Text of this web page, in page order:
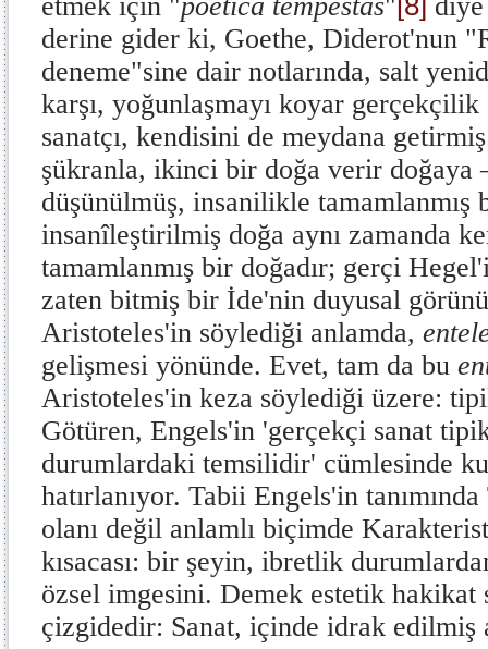
derine gider ki, Goethe, Diderot'nun
deneme"sine dair notlarında, salt
karşı, yoğunlaşmayı koyar
sanatçı, kendisini de meydana
şükranla, ikinci bir doğa verir doğaya
düşünülmüş, insanilikle
insanîleştirilmiş doğa aynı zamanda
tamamlanmış bir doğadır; gerçi
zaten bitmiş bir İde'nin duyusal
Aris­toteles'in söylediği anlamda,
gelişme­si yönünde. Evet, tam da bu
Aristoteles'in keza söylediği üzere:
Götüren, Engels'in 'ger­çekçi sanat
durumlardaki temsilidir' cümlesinde
hatırlanıyor. Tabii Engels'in
olanı değil anlamlı biçimde
kısacası: bir şeyin, ibretlik
özsel imgesini. Demek estetik hakikat
çizgidedir: Sanat, içinde idrak